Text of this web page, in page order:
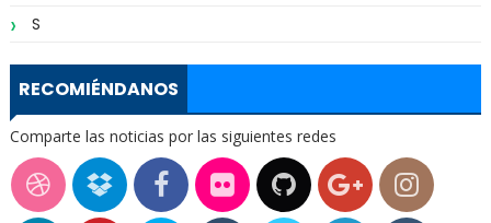
S
RECOMIÉNDANOS
Comparte las noticias por las siguientes redes